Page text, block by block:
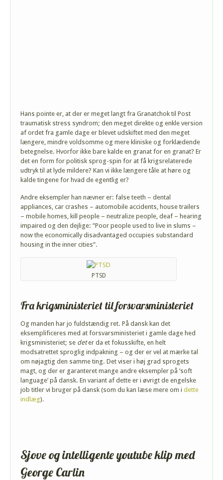
Hans pointe er, at der er meget langt fra Granatchok til Post
traumatisk stress syndrom; den meget direkte og enkle version
af ordet fra gamle dage er blevet udskiftet med den meget
længere, mindre voldsomme og mere kliniske og forklædende
betegnelse. Hvorfor ikke bare kalde en granat for en granat? Er
det en form for politisk sprog-spin for at få krigsrelaterede
udtryk til at lyde mildere? Kan vi ikke længere tåle at høre og
kalde tingene for hvad de egentlig er?
Andre eksempler han nævner er: false teeth – dental
appliances, car crashes – automobile accidents, house trailers
– mobile homes, kill people – neutralize people, deaf – hearing
impaired og den dejlige: ”Poor people used to live in slums –
now the economically disadvantaged occupies substandard
housing in the inner cities”.
PTSD
Fra krigsministeriet til forsvarsministeriet
Og manden har jo fuldstændig ret. På dansk kan det
eksemplificeres med at forsvarsministeriet i gamle dage hed
krigsministeriet; se deter da et fokusskifte, en helt
modsatrettet sproglig indpakning – og der er vel at mærke tal
om nøjagtig den samme ting. Det viser i høj grad sprogets
magt, og der er garanteret mange andre eksempler på ’soft
language’ på dansk. En variant af dette er i øvrigt de engelske
job titler vi bruger på dansk (som du kan læse mere om i dette
indlæg).
Sjove og intelligente youtube klip med
George Carlin